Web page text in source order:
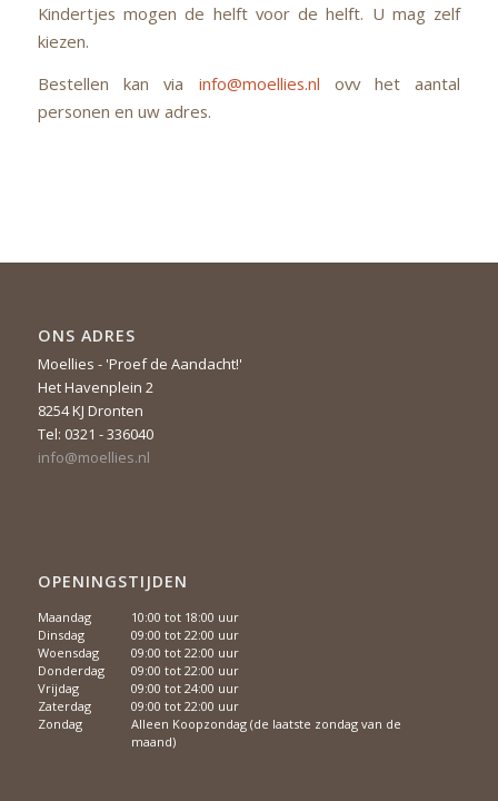
Kindertjes mogen de helft voor de helft. U mag zelf
kiezen.
Bestellen kan via info@moellies.nl ovv het aantal
personen en uw adres.
ONS ADRES
Moellies - 'Proef de Aandacht!'
Het Havenplein 2
8254 KJ Dronten
Tel: 0321 - 336040
info@moellies.nl
OPENINGSTIJDEN
Maandag
Dinsdag
Woensdag
Donderdag
Vrijdag
Zaterdag
Zondag
10:00 tot 18:00 uur
09:00 tot 22:00 uur
09:00 tot 22:00 uur
09:00 tot 22:00 uur
09:00 tot 24:00 uur
09:00 tot 22:00 uur
Alleen Koopzondag (de laatste zondag van de
maand)